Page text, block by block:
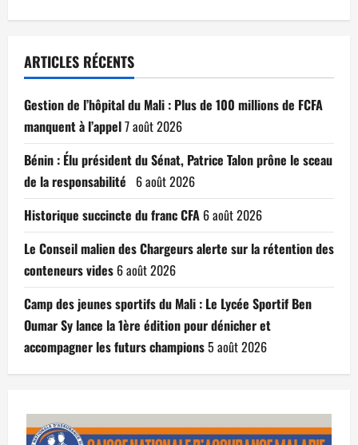
ARTICLES RÉCENTS
Gestion de l’hôpital du Mali : Plus de 100 millions de FCFA
manquent à l’appel7 août 2026
Bénin : Élu président du Sénat, Patrice Talon prône le sceau
de la responsabilité 6 août 2026
Historique succincte du franc CFA 6 août 2026
Le Conseil malien des Chargeurs alerte sur la rétention des
conteneurs vides 6 août 2026
Camp des jeunes sportifs du Mali : Le Lycée Sportif Ben
Oumar Sy lance la 1ère édition pour dénicher et
accompagner les futurs champions5 août 2026